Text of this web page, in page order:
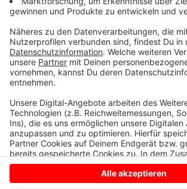
R 64 Havixbeck - Hohenholte - MS
Anzeige
Anzeige